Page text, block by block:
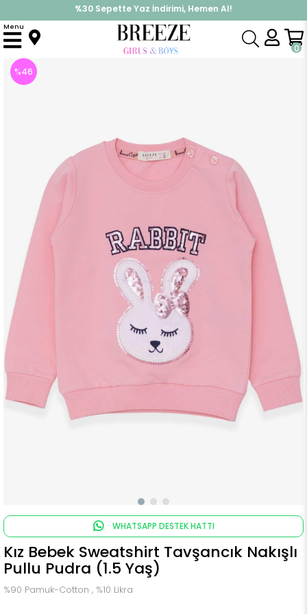
%30 Sepette Yaz İndirimi, Hemen Al!
İndirimlere ek %10 İndirimi Kap, Hemen Üye Ol!
0
Menu
Anasayfa Üst Giyim Sweatshirt Kız Bebek Sweatshirt Tavşancık Nakışlı Pullu Pudra (1.5 Yaş)
%46
WHATSAPP DESTEK HATTI
Kız Bebek Sweatshirt Tavşancık Nakışlı
Pullu Pudra (1.5 Yaş)
%90 Pamuk-Cotton , %10 Likra